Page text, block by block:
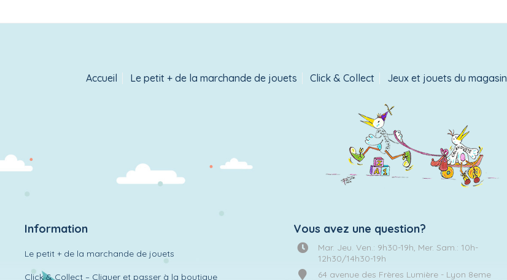
Accueil Le petit + de la marchande de jouets Click & Collect Jeux et jouets du magasin
Information
Le petit + de la marchande de jouets
Click & Collect – Cliquer et passer à la boutique
Vous avez une question?
Mar. Jeu. Ven.: 9h30-19h, Mer. Sam.: 10h-
12h30/14h30-19h
64 avenue des Frères Lumière - Lyon 8eme